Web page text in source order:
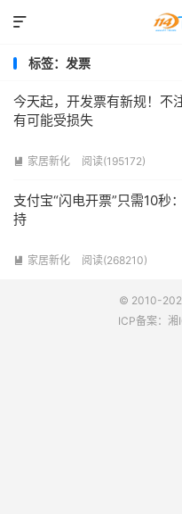

标签：发票
今天起，开发票有新规！不
有可能受损失
 家居新化 阅读(195172)
支付宝“闪电开票”只需10秒
持
 家居新化 阅读(268210)
© 2010-
ICP备案： 湘